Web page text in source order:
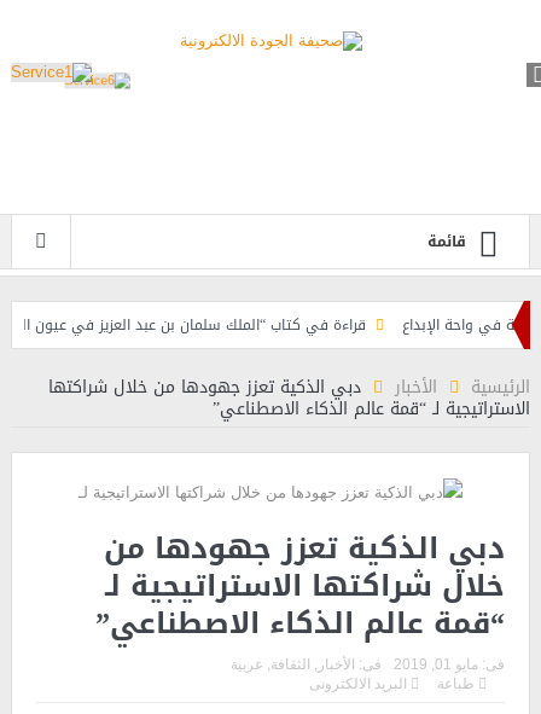
قائمة
واحة الإبداع
قراءة في كتاب “الملك سلمان بن عبد العزيز في عيون الباحثين
بمناسبة عيد الفطرالرئيسية الأخبار دبي الذكية تعزز جهودها من خلال شراكتها
الاستراتيجية لـ “قمة عالم الذكاء الاصطناعي”
دبي الذكية تعزز جهودها من
خلال شراكتها الاستراتيجية لـ
“قمة عالم الذكاء الاصطناعي”
فى: مايو 01, 2019 فى: الأخبار , الثقافة, عربية
طباعة
البريد الالكترونى